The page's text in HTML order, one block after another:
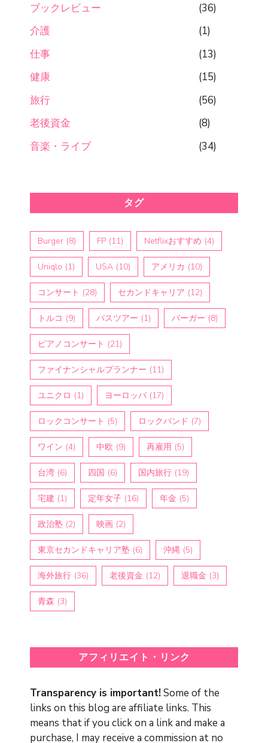
ブックレビュー
(36)
介護
(1)
仕事
(13)
健康
(15)
旅行
(56)
老後資金
(8)
音楽・ライブ
(34)
タグ
Burger (8) FP (11) Netflixおすすめ (4)
Uniqlo (1) USA (10) アメリカ (10)
コンサート (28) セカンドキャリア (12)
トルコ (9) バスツアー (1) バーガー (8)
ピアノコンサート (21)
ファイナンシャルプランナー (11)
ユニクロ (1) ヨーロッパ (17)
ロックコンサート (5) ロックバンド (7)
ワイン (4) 中欧 (9) 再雇用 (5)
台湾 (6) 四国 (6) 国内旅行 (19)
宅建 (1) 定年女子 (16) 年金 (5)
政治塾 (2) 映画 (2)
東京セカンドキャリア塾 (6) 沖縄 (5)
海外旅行 (36) 老後資金 (12) 退職金 (3)
青森 (3)
アフィリエイト・リンク
Transparency is important!Some of the
links on this blog are affiliate links. This
means that if you click on a link and make a
purchase, I may receive a commission at no